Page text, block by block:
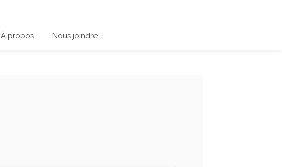
À propos Nous joindre